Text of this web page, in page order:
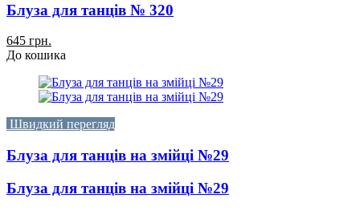
Блуза для танців № 320
645 грн.
До кошика
Швидкий перегляд
Блуза для танців на змійці №29
Блуза для танців на змійці №29